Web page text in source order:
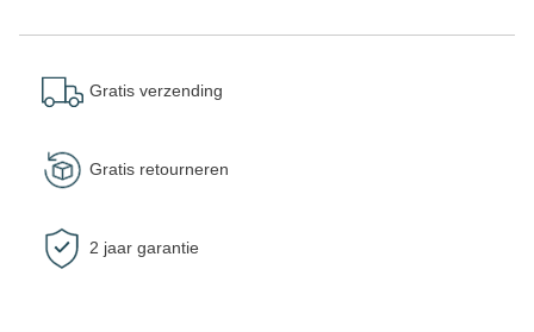
Gratis verzending
Gratis retourneren
2 jaar garantie